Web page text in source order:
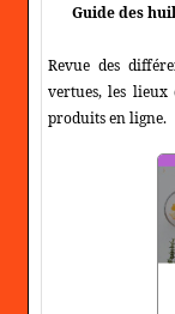
Guide des
Revue des
vertues, les
produits en ligne.